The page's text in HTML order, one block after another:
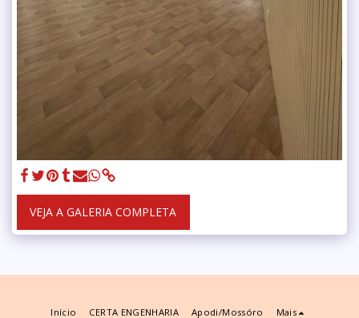
VEJA A GALERIA COMPLETA
Início CERTA ENGENHARIA Apodi/mossóro Mais